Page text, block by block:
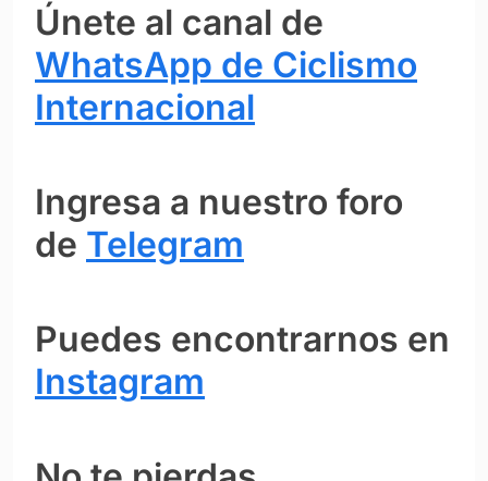
Únete al canal de
WhatsApp de Ciclismo
Internacional
Ingresa a nuestro foro
de Telegram
Puedes encontrarnos en
Instagram